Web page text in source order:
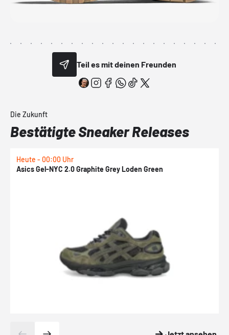
Teil es mit deinen Freunden
Die Zukunft
Bestätigte Sneaker Releases
Heute - 00:00 Uhr
Asics Gel-NYC 2.0 Graphite Grey Loden Green